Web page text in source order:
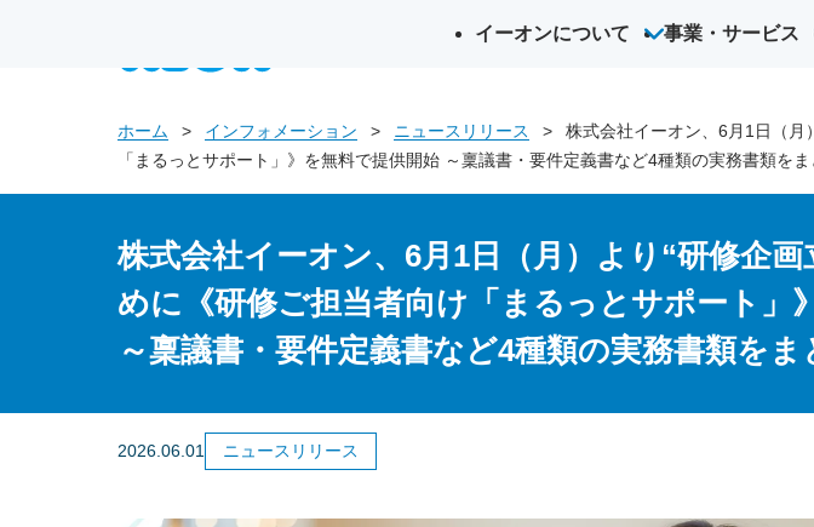
イーオンについて 事業・サービス
ホーム インフォメーション ニュースリリース
株式会社イーオン、6月1日（月
「まるっとサポート」》を無料で提供開始 ～稟議書・要件定義書など4種類の実務書類を
株式会社イーオン、6月1日（月）より“研修企
めに《研修ご担当者向け「まるっとサポート」
～稟議書・要件定義書など4種類の実務書類を
2026.06.01 ニュースリリース